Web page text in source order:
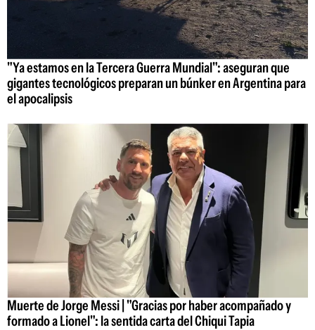
"Ya estamos en la Tercera Guerra Mundial": aseguran que
gigantes tecnológicos preparan un búnker en Argentina para
el apocalipsis
Muerte de Jorge Messi | "Gracias por haber acompañado y
formado a Lionel": la sentida carta del Chiqui Tapia